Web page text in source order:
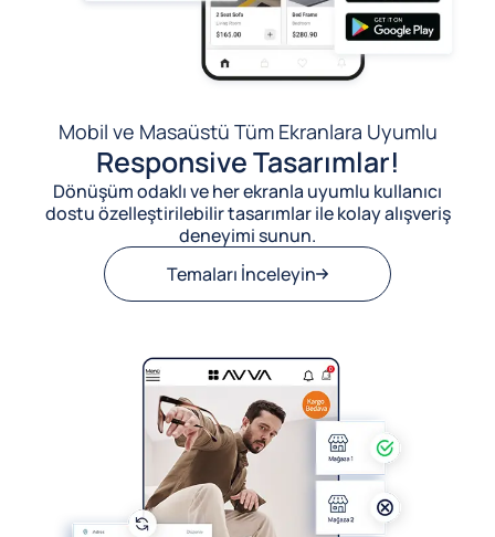
Mobil ve Masaüstü Tüm Ekranlara Uyumlu
Responsive Tasarımlar!
Dönüşüm odaklı ve her ekranla uyumlu kullanıcı
dostu özelleştirilebilir tasarımlar ile kolay alışveriş
deneyimi sunun.
Temaları İnceleyin